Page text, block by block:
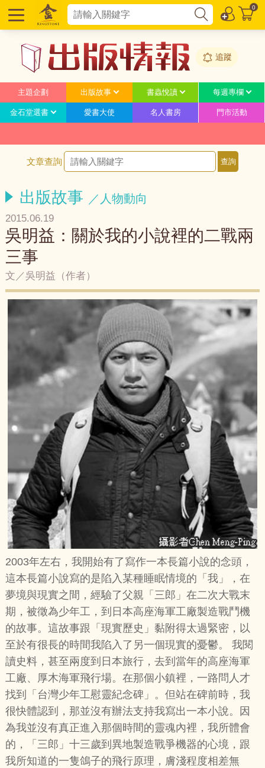
0
追蹤
主題企劃 出版故事 書蟲悅讀 每週專欄
金石堂選書 愛書大使 名人書房 門市活動
文章查詢
出版故事 ／人物動向
2015.06.19
吳明益：關於我的小說裡的二戰兩
三事
文／吳明益（作者）
2003年左右，我開始有了寫作一本長篇小說的念頭，
這本長篇小說寫的是陷入某種睡眠情境的「我」，在
夢境與現實之間，經驗了父親「三郎」在二次大戰末
期，被徵為少年工，到日本高座海軍工廠製造戰鬥機
的故事。這故事跟「現實歷史」黏附得太過緊密，以
至於有很長的時間我陷入了另一個現實的憂鬱。 我閱
讀史料，甚至兩度到日本旅行，去到當年的高座海軍
工廠、厚木海軍飛行場。在那個小鎮裡，一路問人才
找到「台灣少年工慰靈紀念碑」。但站在碑前時，我
很快體認到，那並沒有辦法支持我寫出一本小說。因
為我並沒有真正進入那個時間的靈魂內裡，我所體會
的，「三郎」十三歲到異地製造戰爭機器的心境，跟
我所知道的一隻鴿子的飛行原理，膚淺程度相差無